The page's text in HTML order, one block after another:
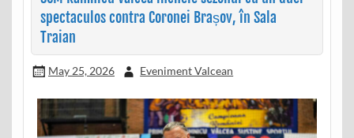
spectaculos contra Coronei Brașov, în Sala
Traian
May 25, 2026 Eveniment Valcean